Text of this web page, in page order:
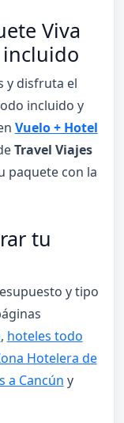
Viva
y disfruta el
incluido y
Vuelo + Hotel
Travel Viajes
paquete con la
tu
y tipo
, hoteles todo
Hotelera de
a Cancún y